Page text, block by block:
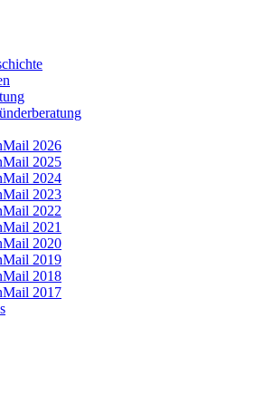
2026
2025
2024
2023
2022
2021
2020
2019
2018
2017